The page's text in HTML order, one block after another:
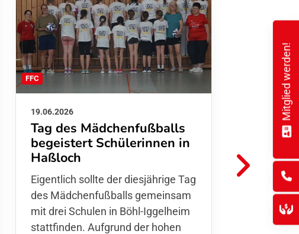
FFC
19.06.2026
Tag des Mädchenfußballs
begeistert Schülerinnen in
Haßloch
Eigentlich sollte der diesjährige Tag
des Mädchenfußballs gemeinsam
mit drei Schulen in Böhl-Iggelheim
stattfinden. Aufgrund der hohen
01.06.2026
Danke
Hoffmann
Thomas
den
Mitglied werden!